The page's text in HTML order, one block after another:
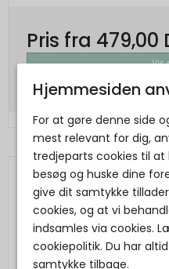
Pris fra 479,00
Vis
Hjemmesiden
For at gøre denne side
mest relevant for dig,
tredjeparts cookies til at
besøg og huske dine
give dit samtykke
cookies, og at vi
indsamles via cookies.
cookiepolitik. Du har
samtykke tilbage.